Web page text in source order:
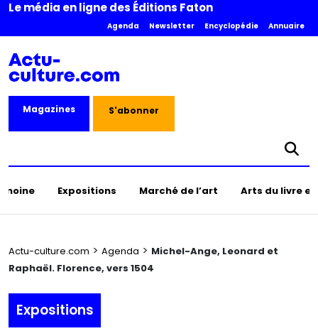
Le média en ligne des Éditions Faton
Agenda Newsletter Encyclopédie Annuaire
Magazines S'abonner
Expositions Marché de l’art Arts du livre
Actu-culture.com > Agenda > Michel-Ange, Leonard et
Raphaël. Florence, vers 1504
Expositions